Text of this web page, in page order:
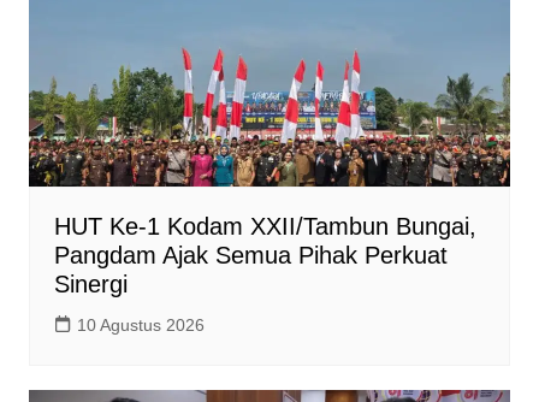
HUT Ke-1 Kodam XXII/Tambun Bungai,
Pangdam Ajak Semua Pihak Perkuat
Sinergi
10 Agustus 2026